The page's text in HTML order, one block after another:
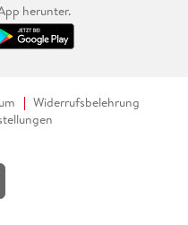
herunter.
Widerrufsbelehrung